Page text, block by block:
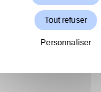
l’Amitié
Tout refuser
Personnaliser